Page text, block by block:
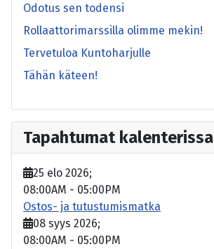
Odotus sen todensi
Rollaattorimarssilla olimme mekin!
Tervetuloa Kuntoharjulle
Tähän käteen!
Tapahtumat kalenterissa
25 elo 2026;
08:00AM - 05:00PM
Ostos- ja tutustumismatka
08 syys 2026;
08:00AM - 05:00PM